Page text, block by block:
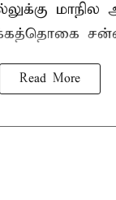
மாநில
Read More